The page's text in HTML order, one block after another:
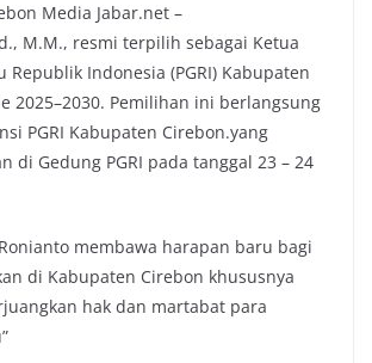
p
p
y
L
i
n
k
Media Jabar.net –
M.M., resmi terpilih sebagai Ketua
Republik Indonesia (PGRI) Kabupaten
2025–2030. Pemilihan ini berlangsung
PGRI Kabupaten Cirebon.yang
di Gedung PGRI pada tanggal 23 – 24
membawa harapan baru bagi
di Kabupaten Cirebon khususnya
hak dan martabat para